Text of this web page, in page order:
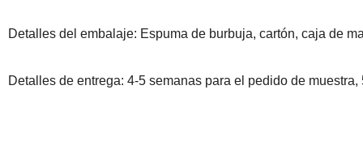
Detalles del embalaje: Espuma de burbuja, cartón, caja de
Detalles de entrega: 4-5 semanas para el pedido de